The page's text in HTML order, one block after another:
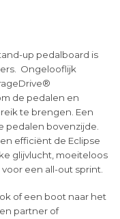
up pedalboard is
Ongelooflijk
de pedalen en
te brengen. Een
pedalen bovenzijde.
efficiënt de Eclipse
glijvlucht, moeiteloos
een all-out sprint.
of een boot naar het
partner of